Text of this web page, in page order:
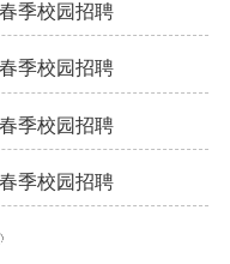
季校园招聘
季校园招聘
季校园招聘
季校园招聘